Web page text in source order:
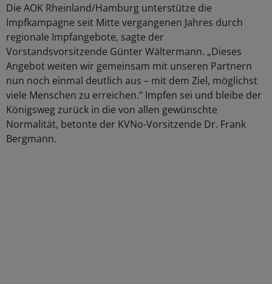
Die AOK Rheinland/Hamburg unterstütze die
Impfkampagne seit Mitte vergangenen Jahres durch
regionale Impfangebote, sagte der
Vorstandsvorsitzende Günter Wältermann. „Dieses
Angebot weiten wir gemeinsam mit unseren Partnern
nun noch einmal deutlich aus – mit dem Ziel, möglichst
viele Menschen zu erreichen.“ Impfen sei und bleibe der
Königsweg zurück in die von allen gewünschte
Normalität, betonte der KVNo-Vorsitzende Dr. Frank
Bergmann.